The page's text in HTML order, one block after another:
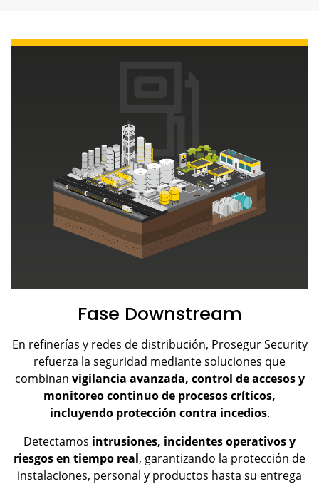
Fase Downstream
En refinerías y redes de distribución, Prosegur Security
refuerza la seguridad mediante soluciones que
combinan vigilancia avanzada, control de accesos y
monitoreo continuo de procesos críticos,
incluyendo protección contra incedios.
Detectamos intrusiones, incidentes operativos y
riesgos en tiempo real, garantizando la protección de
instalaciones, personal y productos hasta su entrega